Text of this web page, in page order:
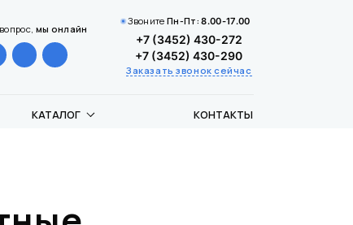
мы онлайн
Звоните Пн-Пт:8.00-17.00
+7 (3452) 430-272
+7 (3452) 430-290
Заказать звонок сейчас
КАТАЛОГ КОНТАКТЫ